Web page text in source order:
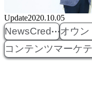
Update2020.10.05
NewsCred
オウン
コンテンツマーケ